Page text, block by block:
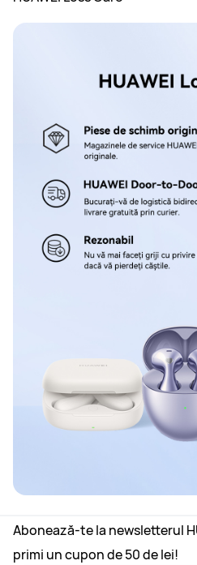
Abonează-te la newsletterul
primi un cupon de 50 de lei!